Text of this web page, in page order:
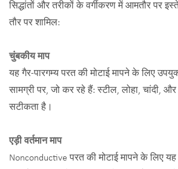
सिद्धांतों और तरीकों के वर्गीकरण में आमतौर पर
तौर पर शामिल:
चुंबकीय माप
यह गैर-पारगम्य परत की मोटाई मापने के लिए
सामग्री पर, जो कर रहे हैं: स्टील, लोहा, चांदी,
सटीकता है।
एड़ी वर्तमान माप
Nonconductive परत की मोटाई मापने के लिए